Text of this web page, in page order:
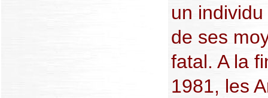
un
de ses
fatal. A la
1981, les